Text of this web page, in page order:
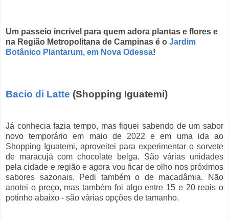
Um passeio incrível para quem adora plantas e flores e
na Região Metropolitana de Campinas é o Jardim
Botânico Plantarum, em Nova Odessa!
Bacio di Latte (Shopping Iguatemi)
Já conhecia fazia tempo, mas fiquei sabendo de um sabor
novo temporário em maio de 2022 e em uma ida ao
Shopping Iguatemi, aproveitei para experimentar o sorvete
de maracujá com chocolate belga. São várias unidades
pela cidade e região e agora vou ficar de olho nos próximos
sabores sazonais. Pedi também o de macadâmia. Não
anotei o preço, mas também foi algo entre 15 e 20 reais o
potinho abaixo - são várias opções de tamanho.